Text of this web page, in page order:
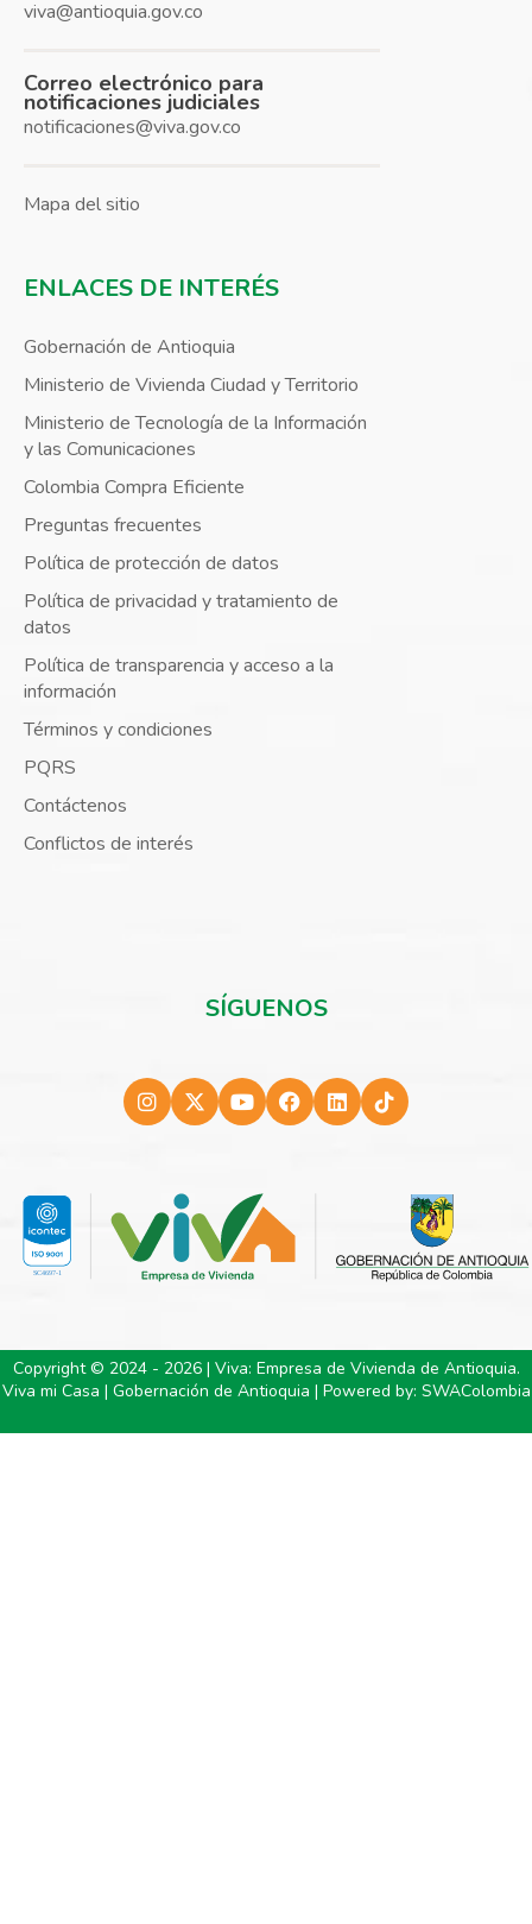
viva@antioquia.gov.co
Correo electrónico para
notificaciones judiciales
notificaciones@viva.gov.co
Mapa del sitio
ENLACES DE INTERÉS
Gobernación de Antioquia
Ministerio de Vivienda Ciudad y Territorio
Ministerio de Tecnología de la Información
y las Comunicaciones
Colombia Compra Eficiente
Preguntas frecuentes
Política de protección de datos
Política de privacidad y tratamiento de
datos
Política de transparencia y acceso a la
información
Términos y condiciones
PQRS
Contáctenos
Conflictos de interés
SÍGUENOS
Copyright © 2024 - 2026 | Viva: Empresa de Vivienda de Antioquia.
Viva mi Casa | Gobernación de Antioquia | Powered by: SWAColombia